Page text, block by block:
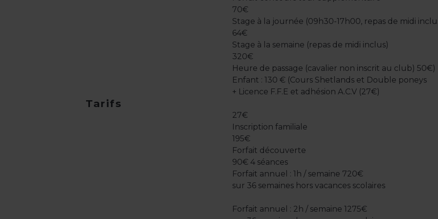
Tarifs
70€
Stage à la journée (09h30-17h00, repas de midi
64€
Stage à la semaine (repas de midi inclus)
320€
Heure de passage (cavalier non inscrit au club) 50€)
Enfant : 130 € (Cours Shetlands et Double poneys
+ Licence F.F.E et adhésion A.C.V (27€)
27€
Inscription familiale
195€
Forfait découverte
90€ 4 séances
Forfait annuel : 1h / semaine 720€
sur 36 semaines hors vacances scolaires
Forfait annuel : 2h / semaine 1275€